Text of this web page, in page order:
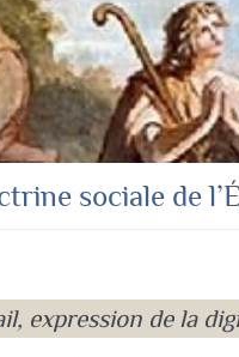
sociale de
expression de la